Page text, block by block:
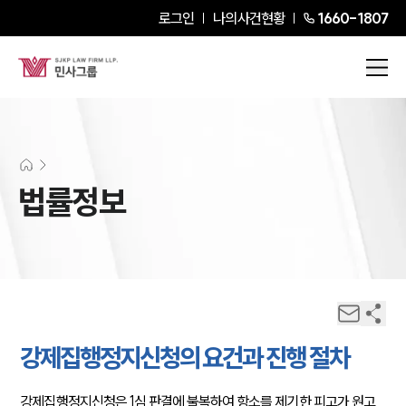
로그인 나의사건현황 1660-1807
법률정보
강제집행정지신청의 요건과 진행 절차
강제집행정지신청은 1심 판결에 불복하여 항소를 제기한 피고가 원고